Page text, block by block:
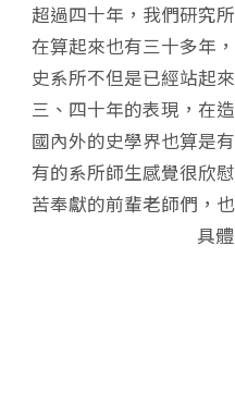
超過四十年，我們研究
在算起來也有三十多年
史系所不但是已經站起
三、四十年的表現，在
國內外的史學界也算是
有的系所師生感覺很欣
苦奉獻的前輩老師們，
具